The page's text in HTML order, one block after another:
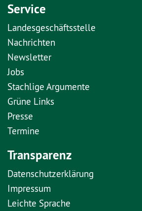
Service
Landesgeschäftsstelle
Nachrichten
Newsletter
Jobs
Stachlige Argumente
Grüne Links
Presse
Termine
Transparenz
Datenschutzerklärung
Impressum
Leichte Sprache